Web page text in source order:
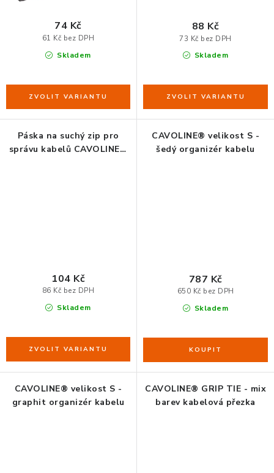
Skladem
61 Kč bez DPH
74 Kč
Skladem
73 Kč bez DPH
88 Kč
Páska na suchý zip pro
správu kabelů CAVOLINE®
Skladem
86 Kč bez DPH
104 Kč
CAVOLINE® velikost S -
šedý organizér kabelu
Skladem
650 Kč bez DPH
787 Kč
CAVOLINE® velikost S -
graphit organizér kabelu
CAVOLINE® GRIP TIE - mix
barev kabelová přezka